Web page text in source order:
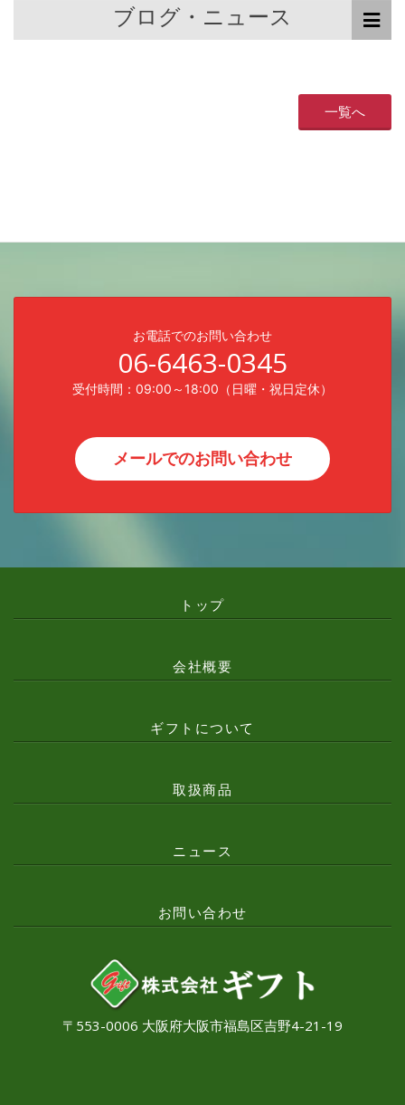
ブログ・ニュース
一覧へ
お電話でのお問い合わせ
06-6463-0345
受付時間：09:00～18:00（日曜・祝日定休）
メールでのお問い合わせ
トップ
会社概要
ギフトについて
取扱商品
ニュース
お問い合わせ
〒553-0006 大阪府大阪市福島区吉野4-21-19